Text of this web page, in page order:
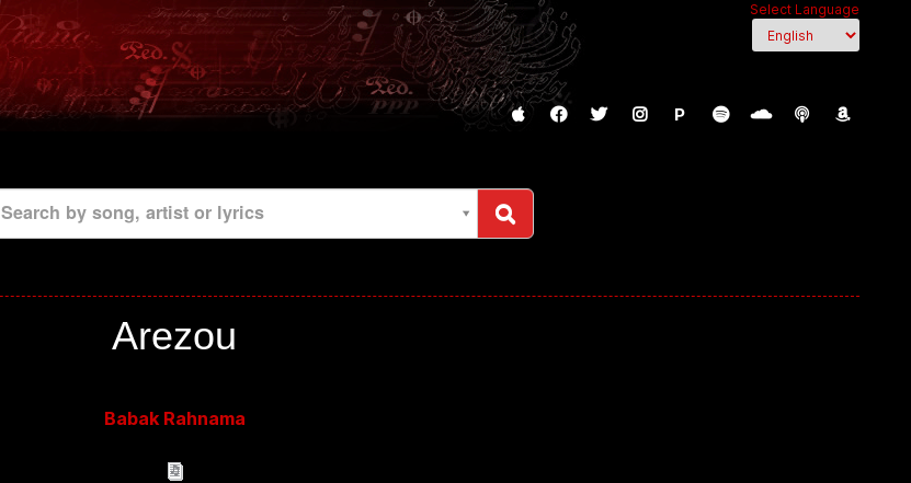
Select Language
P
Search by song, artist or lyrics
Arezou
Babak Rahnama